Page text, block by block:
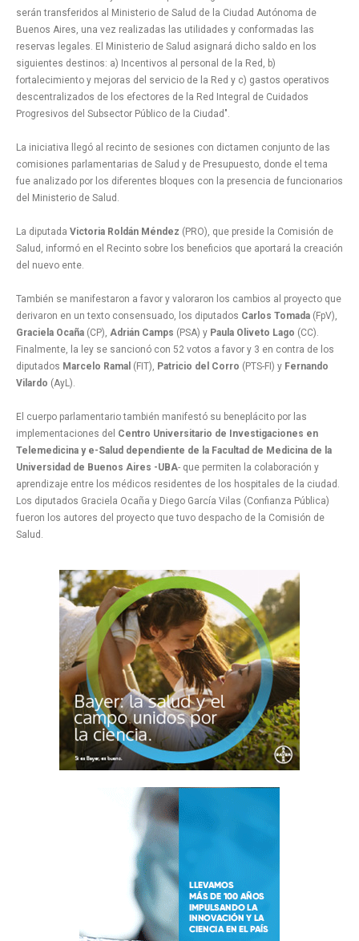
serán transferidos al Ministerio de Salud de la Ciudad Autónoma de
Buenos Aires, una vez realizadas las utilidades y conformadas las
reservas legales. El Ministerio de Salud asignará dicho saldo en los
siguientes destinos: a) Incentivos al personal de la Red, b)
fortalecimiento y mejoras del servicio de la Red y c) gastos operativos
descentralizados de los efectores de la Red Integral de Cuidados
Progresivos del Subsector Público de la Ciudad".
La iniciativa llegó al recinto de sesiones con dictamen conjunto de las
comisiones parlamentarias de Salud y de Presupuesto, donde el tema
fue analizado por los diferentes bloques con la presencia de funcionarios
del Ministerio de Salud.
La diputada Victoria Roldán Méndez (PRO), que preside la Comisión de
Salud, informó en el Recinto sobre los beneficios que aportará la creación
del nuevo ente.
También se manifestaron a favor y valoraron los cambios al proyecto que
derivaron en un texto consensuado, los diputados Carlos Tomada (FpV),
Graciela Ocaña (CP), Adrián Camps (PSA) y Paula Oliveto Lago (CC).
Finalmente, la ley se sancionó con 52 votos a favor y 3 en contra de los
diputados Marcelo Ramal (FIT), Patricio del Corro (PTS-FI) y Fernando
Vilardo (AyL).
El cuerpo parlamentario también manifestó su beneplácito por las
implementaciones del Centro Universitario de Investigaciones en
Telemedicina y e-Salud dependiente de la Facultad de Medicina de la
Universidad de Buenos Aires -UBA- que permiten la colaboración y
aprendizaje entre los médicos residentes de los hospitales de la ciudad.
Los diputados Graciela Ocaña y Diego García Vilas (Confianza Pública)
fueron los autores del proyecto que tuvo despacho de la Comisión de
Salud.